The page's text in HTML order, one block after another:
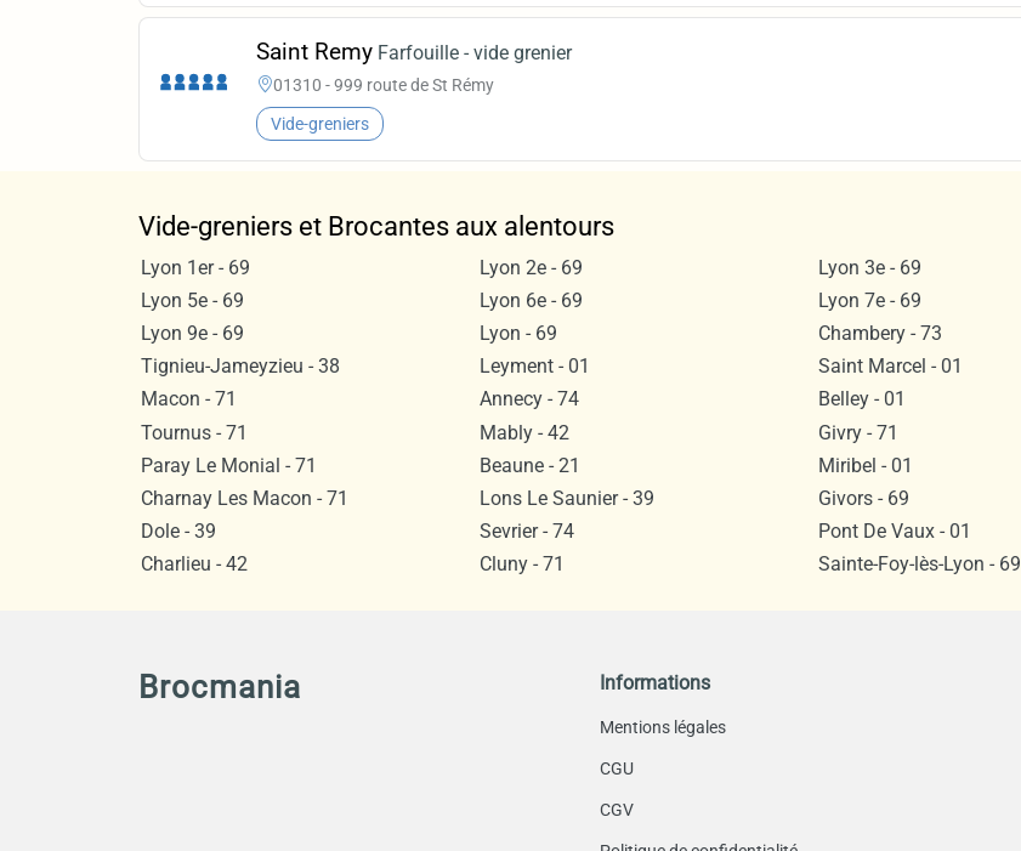
Saint Remy Farfouille - vide grenier
01310 - 999 route de St Rémy
Vide-greniers
Vide-greniers et Brocantes aux alentours
Lyon 1er - 69 Lyon 2e - 69 Lyon 3e - 69
Lyon 5e - 69
Lyon 6e - 69 Lyon 7e - 69
Lyon 9e - 69
Lyon - 69 Chambery - 73
Tignieu-Jameyzieu - 38
Leyment - 01 Saint Marcel - 01
Macon - 71
Annecy - 74 Belley - 01
Tournus - 71
Mably - 42 Givry - 71
Paray Le Monial - 71
Beaune - 21 Miribel - 01
Charnay Les Macon - 71
Lons Le Saunier - 39 Givors - 69
Dole - 39
Sevrier - 74 Pont De Vaux - 01
Charlieu - 42
Cluny - 71 Sainte-Foy-lès-Lyon - 69
Brocmania Informations
Mentions légales
CGU
CGV